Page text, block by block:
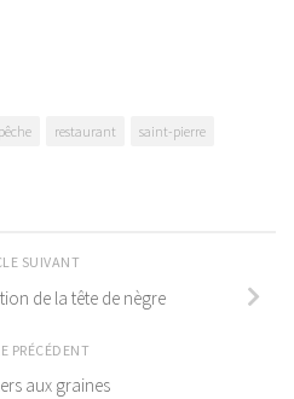
pêche restaurant
saint-pierre
SUIVANT
de la tête de nègre
PRÉCÉDENT
aux graines